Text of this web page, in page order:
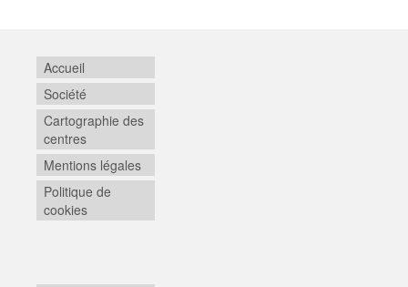
Accueil
Société
Cartographie des
centres
Mentions légales
Politique de
cookies